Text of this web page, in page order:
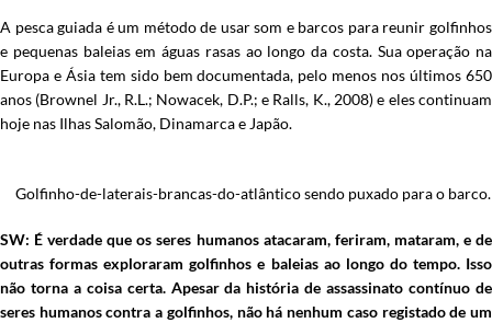
A pesca guiada é um método de usar som e barcos para reunir golfinhos
e pequenas baleias em águas rasas ao longo da costa. Sua operação na
Europa e Ásia tem sido bem documentada, pelo menos nos últimos 650
anos (Brownel Jr., R.L.; Nowacek, D.P.; e Ralls, K., 2008) e eles continuam
hoje nas Ilhas Salomão, Dinamarca e Japão.
Golfinho-de-laterais-brancas-do-atlântico sendo puxado para o barco.
SW: É verdade que os seres humanos atacaram, feriram, mataram, e de
outras formas exploraram golfinhos e baleias ao longo do tempo. Isso
não torna a coisa certa. Apesar da história de assassinato contínuo de
seres humanos contra a golfinhos, não há nenhum caso registado de um